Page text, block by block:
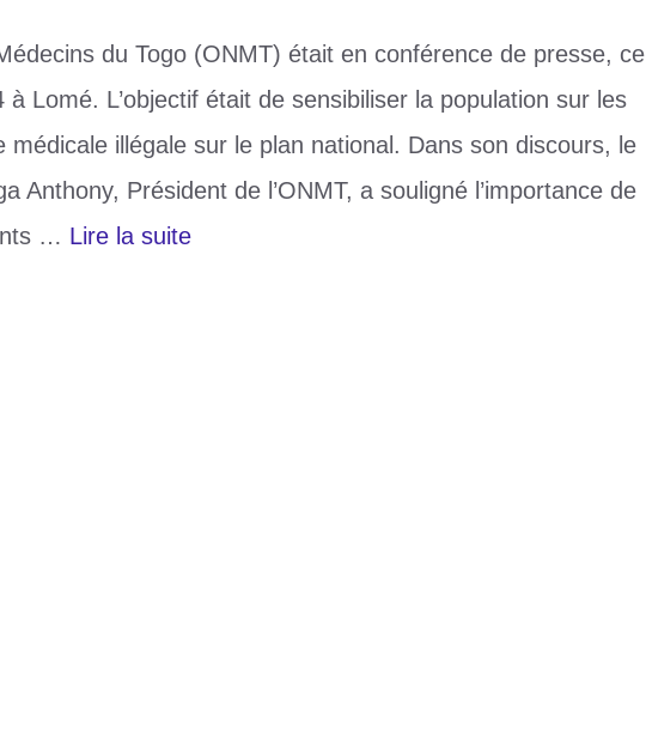
du Togo (ONMT) était en conférence de presse, ce
Lomé. L’objectif était de sensibiliser la population sur les
médicale illégale sur le plan national. Dans son discours, le
Anthony, Président de l’ONMT, a souligné l’importance de
… Lire la suite